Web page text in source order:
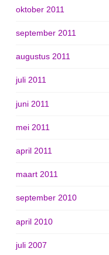
oktober 2011
september 2011
augustus 2011
juli 2011
juni 2011
mei 2011
april 2011
maart 2011
september 2010
april 2010
juli 2007